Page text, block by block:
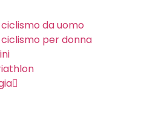
da uomo
per donna